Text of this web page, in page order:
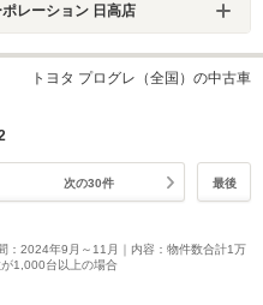
レーション 日高店
トヨタ プログレ（全国）の中古車
次の30件 最後
：2024年9月～11月｜内容：物件数合計1万
1,000台以上の場合